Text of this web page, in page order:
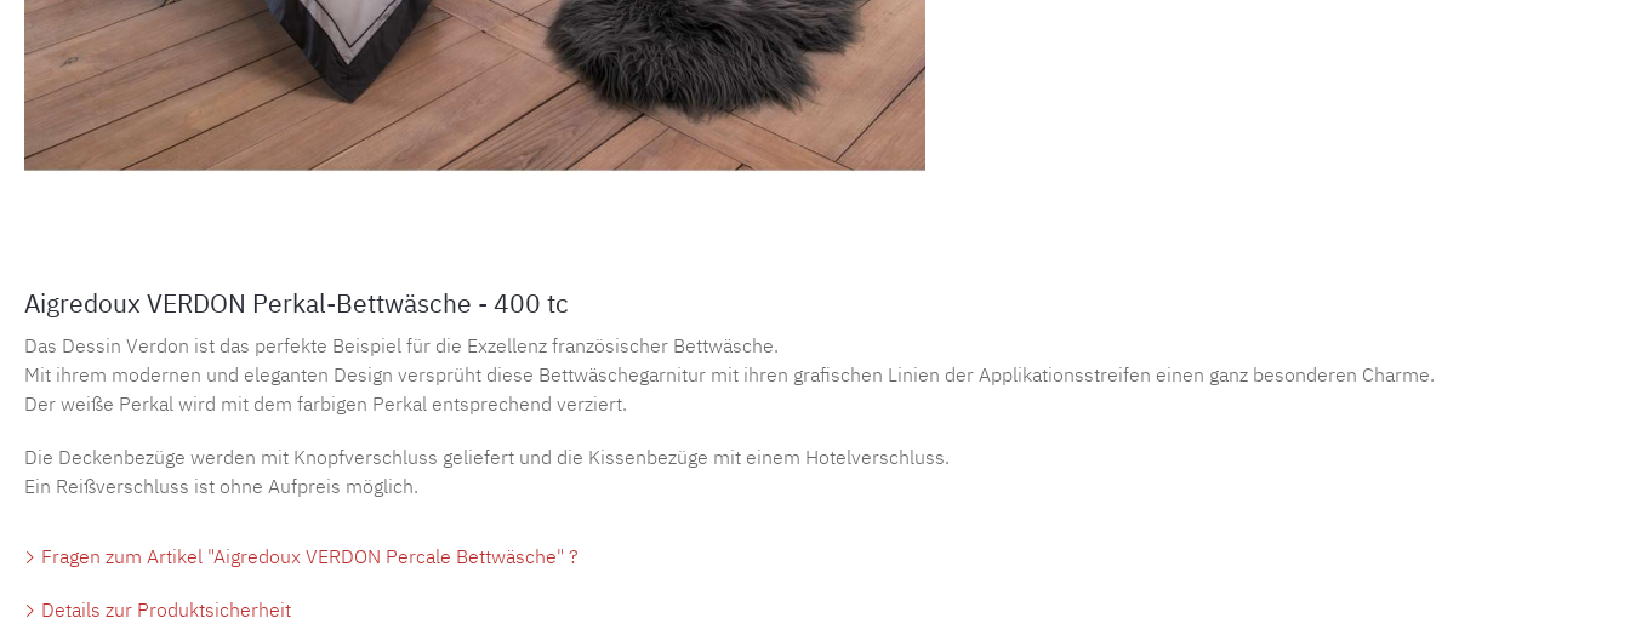
Aigredoux VERDON Perkal-Bettwäsche - 400 tc
Das Dessin Verdon ist das perfekte Beispiel für die Exzellenz französischer Bettwäsche.
Mit ihrem modernen und eleganten Design versprüht diese Bettwäschegarnitur mit ihren grafischen Linien der Applikationsstreifen einen ganz besonderen Charme.
Der weiße Perkal wird mit dem farbigen Perkal entsprechend verziert.
Die Deckenbezüge werden mit Knopfverschluss geliefert und die Kissenbezüge mit einem Hotelverschluss.
Ein Reißverschluss ist ohne Aufpreis möglich.
Fragen zum Artikel "Aigredoux VERDON Percale Bettwäsche" ?
Details zur Produktsicherheit